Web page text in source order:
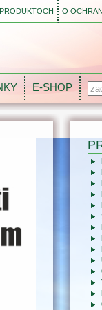
O
E-SHOP